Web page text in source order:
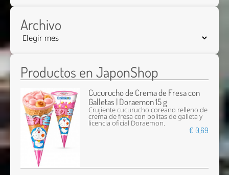
Archivo
Productos en JaponShop
Cucurucho de Crema de Fresa con
Galletas | Doraemon 15 g
Crujiente cucurucho coreano relleno de
crema de fresa con bolitas de galleta y
licencia oficial Doraemon.
€ 0,69